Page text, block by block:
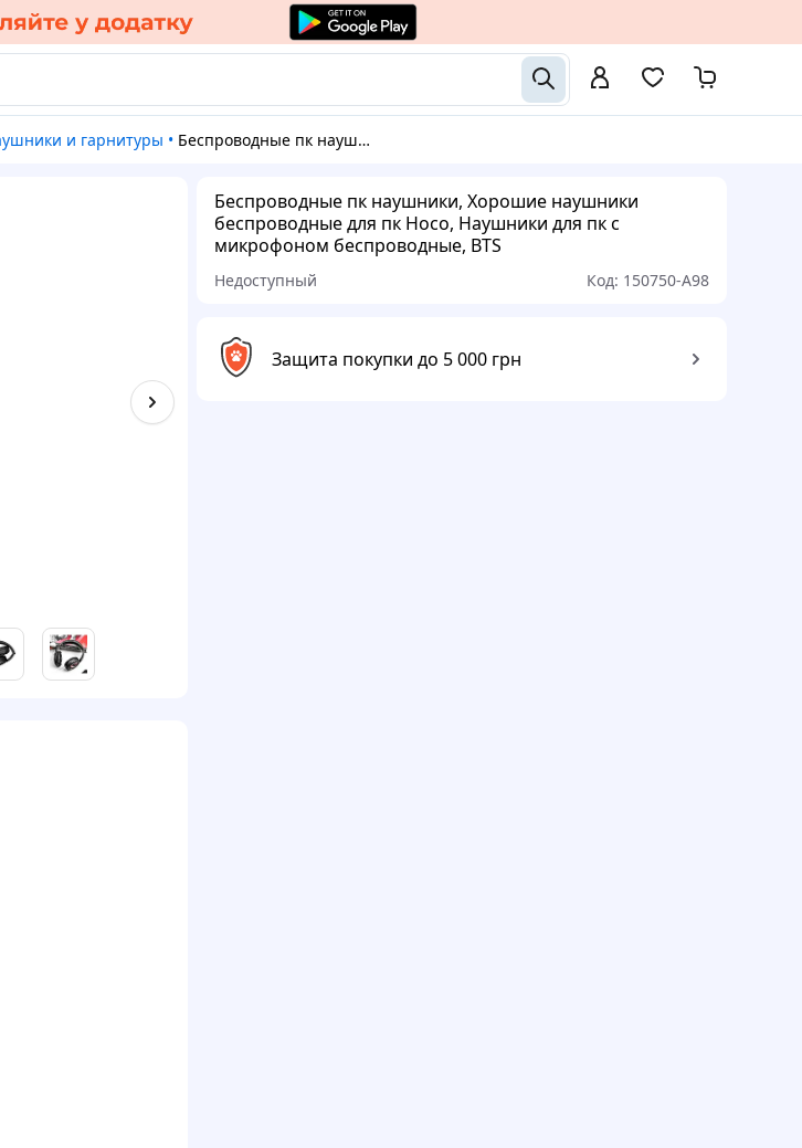
и гарнитуры • Беспроводные пк наушники, Хорошие наушники беспроводные для пк Hoco, Наушники для пк с микрофоном беспроводные, BTS
Беспроводные пк наушники, Хорошие наушники
беспроводные для пк Hoco, Наушники для пк с
микрофоном беспроводные, BTS
Недоступный Код: 150750-A98
Защита покупки до 5 000 грн